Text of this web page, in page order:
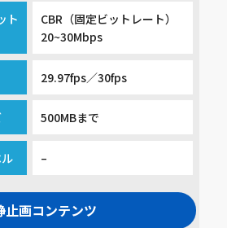
ト
CBR（固定ビットレート）
20~30Mbps
29.97fps／30fps
500MBまで
–
止画コンテンツ